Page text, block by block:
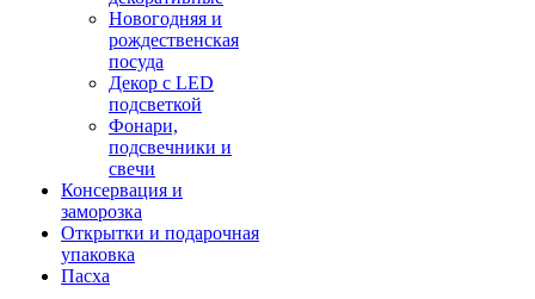
Новогодняя и
рождественская
посуда
Декор с LED
подсветкой
Фонари,
подсвечники и
свечи
Консервация и
заморозка
Открытки и подарочная
упаковка
Пасха